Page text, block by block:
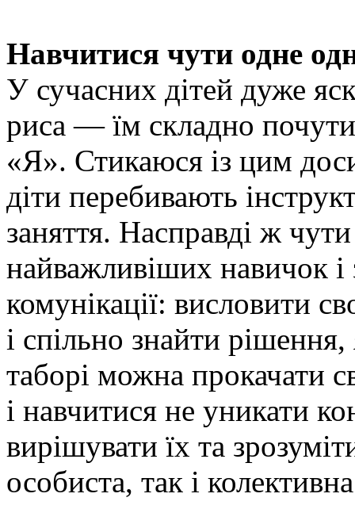
Навчитися чути одне
У сучасних дітей дуже
риса — їм складно
«Я». Стикаюся із цим
діти перебивають
заняття. Насправді ж
найважливіших навичок і
комунікації: висловити
і спільно знайти
таборі можна прокачати
і навчитися не уникати
вирішувати їх та
особиста, так і